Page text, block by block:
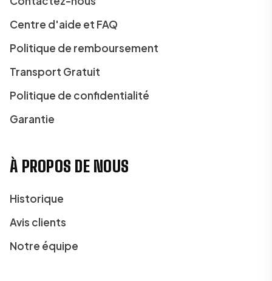
Centre d'aide et FAQ
Politique de remboursement
Transport Gratuit
Politique de confidentialité
Garantie
À PROPOS DE NOUS
Historique
Avis clients
Notre équipe